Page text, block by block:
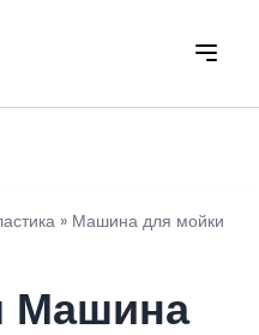
» Машина для мойки
Машина